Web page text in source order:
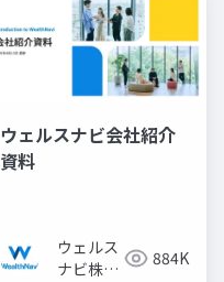
ウェルスナビ会社紹介
資料
ウェルス
ナビ株式
884K